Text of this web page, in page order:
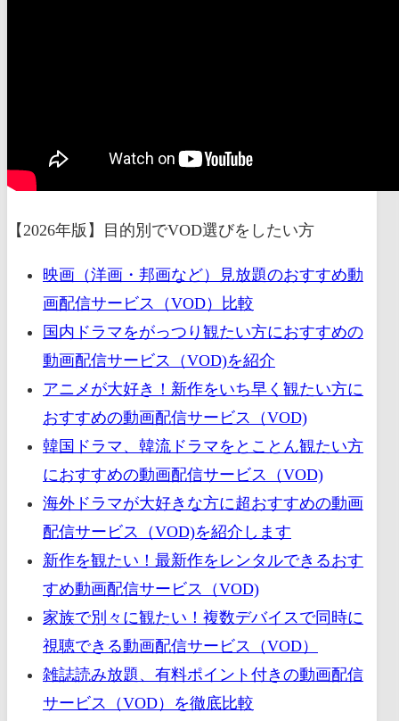
【2026年版】目的別でVOD選びをしたい方
映画（洋画・邦画など）見放題のおすすめ動
画配信サービス（VOD）比較
国内ドラマをがっつり観たい方におすすめの
動画配信サービス（VOD)を紹介
アニメが大好き！新作をいち早く観たい方に
おすすめの動画配信サービス（VOD)
韓国ドラマ、韓流ドラマをとことん観たい方
におすすめの動画配信サービス（VOD)
海外ドラマが大好きな方に超おすすめの動画
配信サービス（VOD)を紹介します
新作を観たい！最新作をレンタルできるおす
すめ動画配信サービス（VOD)
家族で別々に観たい！複数デバイスで同時に
視聴できる動画配信サービス（VOD）
雑誌読み放題、有料ポイント付きの動画配信
サービス（VOD）を徹底比較